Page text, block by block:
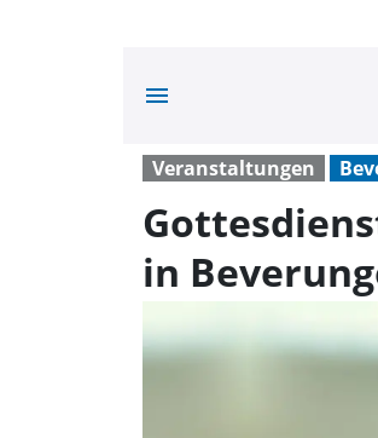
menu
Veranstaltungen
in